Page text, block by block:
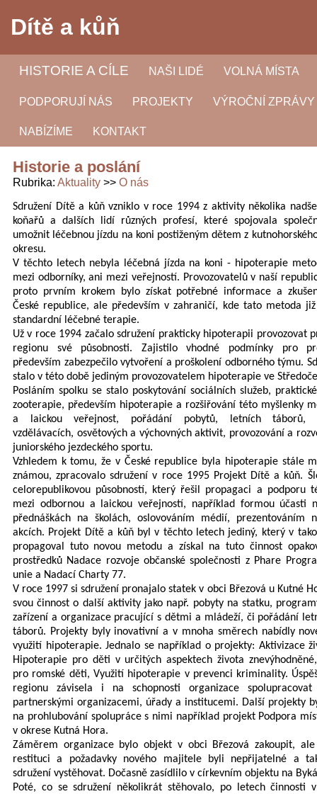
Dítě a kůň
HISTORIE A CÍLE NAŠI LIDÉ VOLNÁ MÍSTA
PODPORUJÍ NÁS PROJEKTY VÝROČNÍ ZPRÁVY
NABÍZÍME KONTAKT
Historie a poslání
Rubrika Aktuality O nás
Sdružení Dítě a kůň vzniklo v roce 1994 z aktivity několika
koňařů a dalších lidí různých profesí, které spojovala
umožnit léčebnou jízdu na koni postiženým dětem z
okresu.
V těchto letech nebyla léčebná jízda na koni - hipoterapie
mezi odborníky, ani mezi veřejností. Provozovatelů v naší
proto prvním krokem bylo získat potřebné informace a
České republice, ale především v zahraničí, kde tato metoda
standardní léčebné terapie.
Už v roce 1994 začalo sdružení prakticky hipoterapii provozovat
regionu své působnosti. Zajistilo vhodné podmínky pro
především zabezpečilo vytvoření a proškolení odborného týmu.
stalo v této době jediným provozovatelem hipoterapie ve
Posláním spolku se stalo poskytování sociálních služeb,
zooterapie, především hipoterapie a rozšiřování této myšlenky
a laickou veřejnost, pořádání pobytů, letních táborů,
vzdělávacích, osvětových a výchovných aktivit, provozování a
juniorského jezdeckého sportu.
Vzhledem k tomu, že v České republice byla hipoterapie stále
známou, zpracovalo sdružení v roce 1995 Projekt Dítě a kůň.
celorepublikovou působností, který řešil propagaci a podporu
mezi odbornou a laickou veřejností, například formou účasti
přednáškách na školách, oslovováním médií, prezentováním
akcích. Projekt Dítě a kůň byl v těchto letech jediný, který v
propagoval tuto novou metodu a získal na tuto činnost
prostředků Nadace rozvoje občanské společnosti z Phare
unie a Nadací Charty 77.
V roce 1997 si sdružení pronajalo statek v obci Březová u Kutné
svou činnost o další aktivity jako např. pobyty na statku,
zařízení a organizace pracující s dětmi a mládeží, či pořádání
táborů. Projekty byly inovativní a v mnoha směrech nabídly
využití hipoterapie. Jednalo se například o projekty: Aktivizace
Hipoterapie pro děti v určitých aspektech života
pro romské děti, Využití hipoterapie v prevenci kriminality.
regionu závisela i na schopnosti organizace
partnerskými organizacemi, úřady a institucemi. Další projekty
na prohlubování spolupráce s nimi například projekt Podpora
v okrese Kutná Hora.
Záměrem organizace bylo objekt v obci Březová zakoupit,
restituci a požadavky nového majitele byli nepřijatelné a
sdružení vystěhovat. Dočasně zasídlilo v církevním objektu na
Poté, co se sdružení několikrát stěhovalo, po letech činnosti